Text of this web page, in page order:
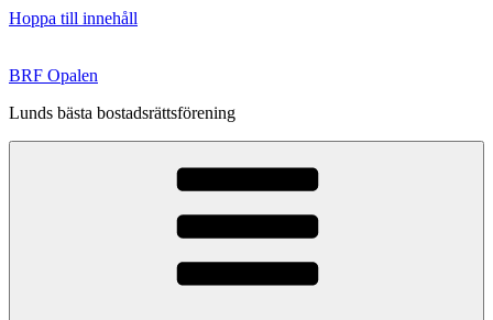
Hoppa till innehåll
BRF Opalen
Lunds bästa bostadsrättsförening